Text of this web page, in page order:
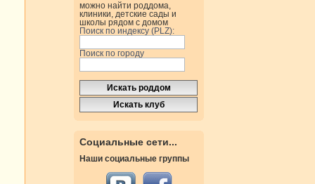
можно найти роддома,
клиники, детские сады и
школы рядом с домом
Поиск по индексу (PLZ):
Поиск по городу
Социальные сети...
Наши социальные группы